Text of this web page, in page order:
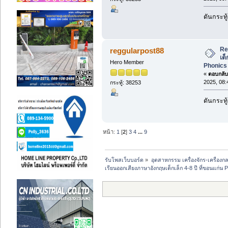
ดันกระ
reggularpost88
Hero Member
กระทู้: 38253
เ
« ตอบกลั
2025,
ดันกระ
หน้า: 1 [2]3 4 ...9
รับโพสเว็บบอร์ด » อุตสาหกรรม เครื่องจักร-เครื่อง
เรียนออกเสียงภาษาอังกฤษเด็กเล็ก 4-8 ปี ที่ขอนแก่น